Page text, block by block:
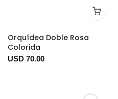
Orquídea Doble Rosa
Colorida
USD 70.00